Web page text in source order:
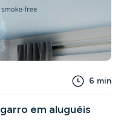
6 min
em aluguéis